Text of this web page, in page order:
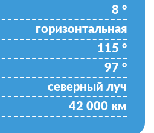
8 °
горизонтальная
115 °
97 °
северный луч
42 000 км